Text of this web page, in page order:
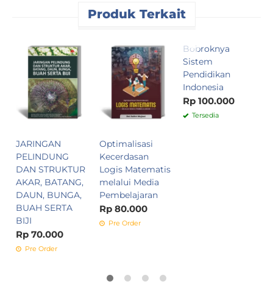
Produk Terkait
JARINGAN
PELINDUNG
DAN STRUKTUR
AKAR, BATANG,
DAUN, BUNGA,
BUAH SERTA
BIJI
Rp 70.000
Pre Order
Optimalisasi
Kecerdasan
Logis Matematis
melalui Media
Pembelajaran
Rp 80.000
Pre Order
Bobroknya
Sistem
Pendidikan
Indonesia
Rp 100.000
Tersedia